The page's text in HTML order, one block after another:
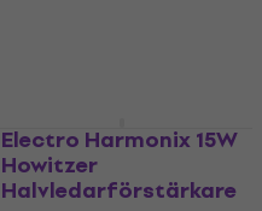
Electro Harmonix 15W
Howitzer
Halvledarförstärkare